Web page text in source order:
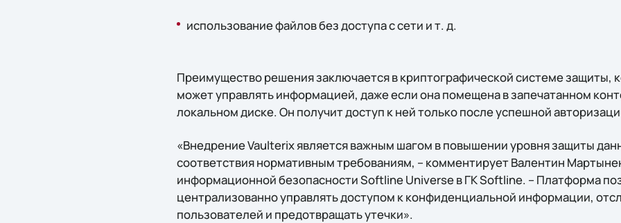
использование файлов без доступа с сети и т. д.
Преимущество решения заключается в криптографической системе защиты,
может управлять информацией, даже если она помещена в запечатанном
локальном диске. Он получит доступ к ней только после успешной
«Внедрение Vaulterix является важным шагом в повышении уровня защиты
соответствия нормативным требованиям, – комментирует Валентин
информационной безопасности Softline Universe в ГК Softline. – Платформа
централизованно управлять доступом к конфиденциальной информации,
пользователей и предотвращать утечки».